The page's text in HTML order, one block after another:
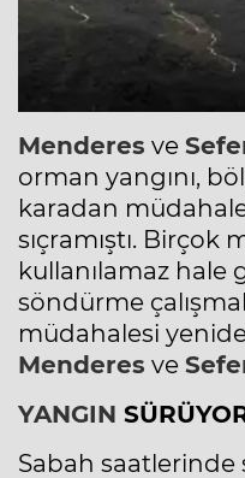
Menderes ve
orman yangını,
karadan
sıçramıştı.
kullanılamaz hale
söndürme
müdahalesi
Menderes ve
YANGIN
Sabah